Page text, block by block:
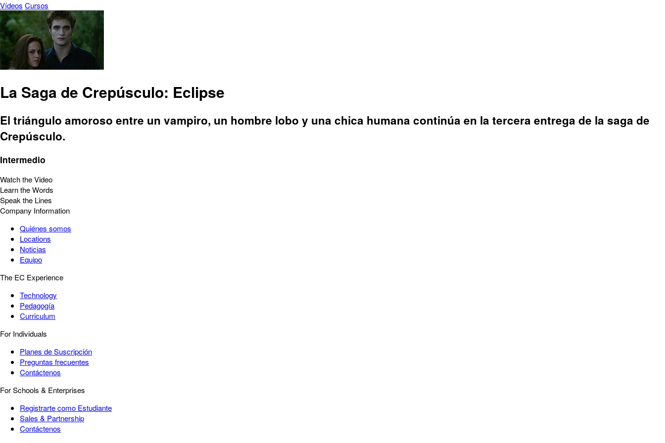
Vídeos Cursos
La Saga de Crepúsculo: Eclipse
El triángulo amoroso entre un vampiro, un hombre lobo y una chica humana continúa en la tercera entrega de la saga de
Crepúsculo.
Intermedio
Watch the Video
Learn the Words
Speak the Lines
Company Information
Quiénes somos
Locations
Noticias
Equipo
The EC Experience
Technology
Pedagogía
Curriculum
For Individuals
Planes de Suscripción
Preguntas frecuentes
Contáctenos
For Schools & Enterprises
Registrarte como Estudiante
Sales & Partnership
Contáctenos